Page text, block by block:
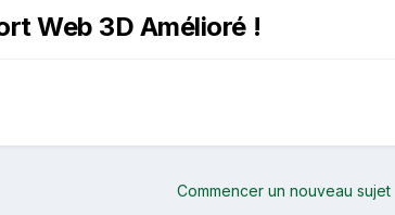
Web 3D Amélioré !
Commencer un nouveau sujet